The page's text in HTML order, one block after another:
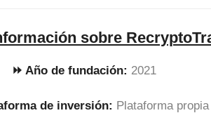
sobre
⏩ Año de fundación: 2021
de inversión: Plataforma propia